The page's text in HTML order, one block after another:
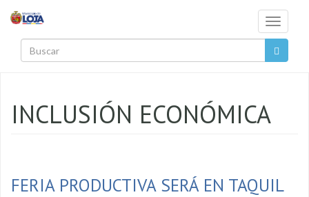
Toggle
INCLUSIÓN ECONÓMICA
FERIA PRODUCTIVA SERÁ EN TAQUIL